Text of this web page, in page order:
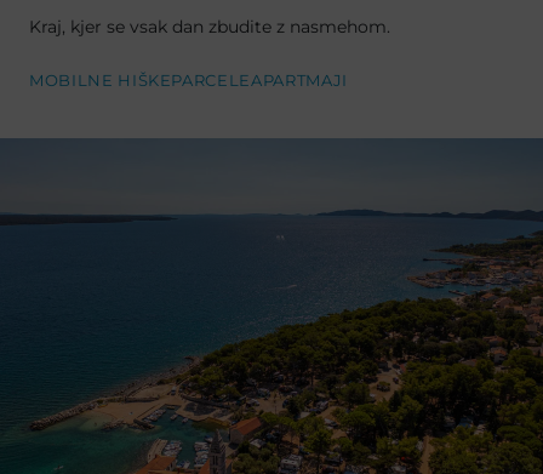
Kraj, kjer se vsak dan zbudite z nasmehom.
MOBILNE HIŠKEPARCELEAPARTMAJI